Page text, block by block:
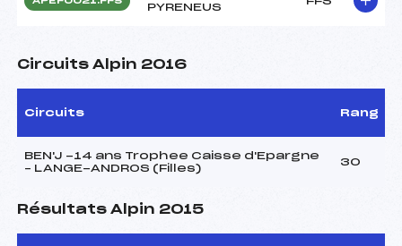
PYRENEUS
Circuits Alpin 2016
Circuits Rang
BEN'J -14 ans Trophee Caisse d'Epargne
– LANGE-ANDROS (Filles)
30
Résultats Alpin 2015